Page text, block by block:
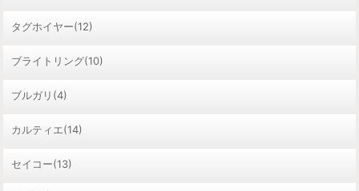
タグホイヤー(12)
ブライトリング(10)
ブルガリ(4)
カルティエ(14)
セイコー(13)